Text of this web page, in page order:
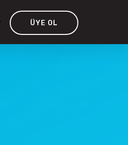
ÜYE OL